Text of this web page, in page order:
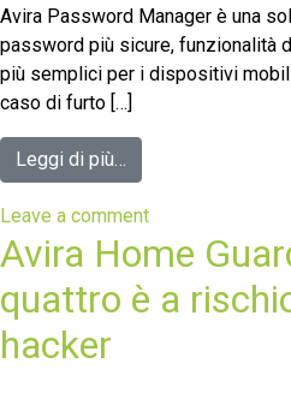
Avira Password Manager è una
password più sicure, funzionalità
più semplici per i dispositivi
caso di furto […]
Leggi di più…
Leave a comment
Avira Home
quattro è a
hacker